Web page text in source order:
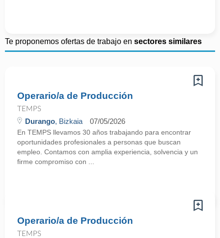
Te proponemos ofertas de trabajo en sectores similares
Operario/a de Producción
TEMPS
Durango, Bizkaia 07/05/2026
En TEMPS llevamos 30 años trabajando para encontrar
oportunidades profesionales a personas que buscan
empleo. Contamos con amplia experiencia, solvencia y un
firme compromiso con ...
Operario/a de Producción
TEMPS